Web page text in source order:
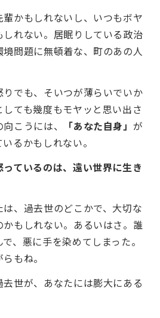
かもしれないし、いつもボヤ
れない。居眠りしている政治
問題に無頓着な、町のあの人
でも、そいつが薄らいでいか
ても幾度もモヤッと思い出さ
こうには、
「あなた自身」 が
るかもしれない。
っているのは、遠い世界に生き
、過去世のどこかで、大切な
もしれない。あるいはさ。誰
、悪に手を染めてしまった。
もね。
世が、あなたには膨大にある